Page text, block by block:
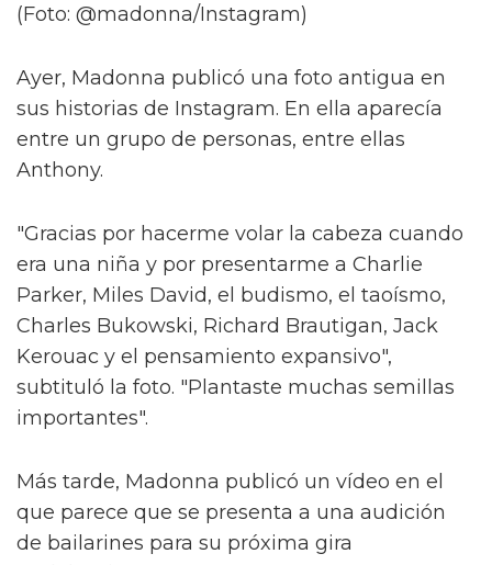
(Foto: @madonna/Instagram)
Ayer, Madonna publicó una foto antigua en
sus historias de Instagram. En ella aparecía
entre un grupo de personas, entre ellas
Anthony.
"Gracias por hacerme volar la cabeza cuando
era una niña y por presentarme a Charlie
Parker, Miles David, el budismo, el taoísmo,
Charles Bukowski, Richard Brautigan, Jack
Kerouac y el pensamiento expansivo",
subtituló la foto. "Plantaste muchas semillas
importantes".
Más tarde, Madonna publicó un vídeo en el
que parece que se presenta a una audición
de bailarines para su próxima gira